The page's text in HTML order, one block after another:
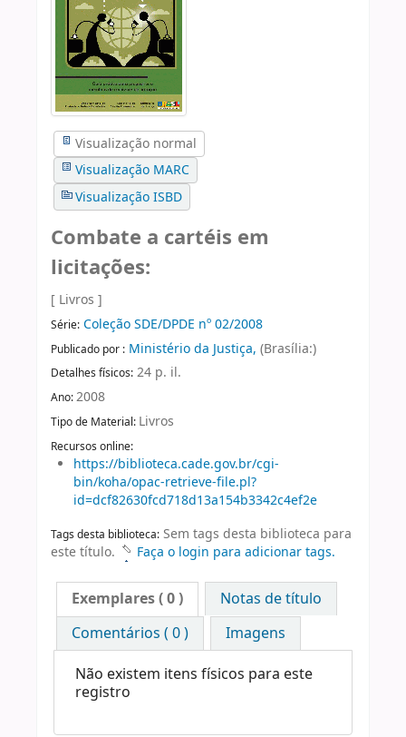
Visualização normal
Visualização MARC
Visualização ISBD
Combate a cartéis em
licitações:
[ Livros ]
Série: Coleção SDE/DPDE nº 02/2008
Publicado por : Ministério da Justiça, (Brasília:)
Detalhes físicos: 24 p. il.
Ano:2008
Tipo de Material: Livros
Recursos online:
https://biblioteca.cade.gov.br/cgi-
bin/koha/opac-retrieve-file.pl?
id=dcf82630fcd718d13a154b3342c4ef2e
Tags desta biblioteca: Sem tags desta biblioteca para
este título.
Faça o login para adicionar tags.
Exemplares( 0 )
Notas de título
Comentários ( 0 )
Imagens
Não existem itens físicos para este
registro